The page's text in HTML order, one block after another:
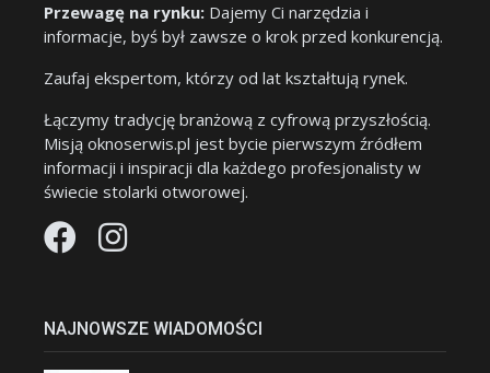
Przewagę na rynku: Dajemy Ci narzędzia i
informacje, byś był zawsze o krok przed konkurencją.
Zaufaj ekspertom, którzy od lat kształtują rynek.
Łączymy tradycję branżową z cyfrową przyszłością.
Misją oknoserwis.pl jest bycie pierwszym źródłem
informacji i inspiracji dla każdego profesjonalisty w
świecie stolarki otworowej.
NAJNOWSZE WIADOMOŚCI